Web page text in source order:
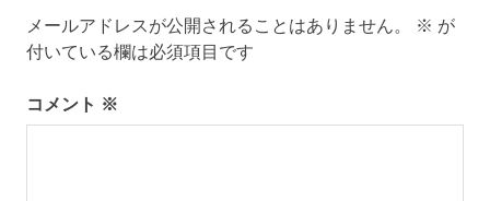
ー
シ
ョ
メールアドレスが公開されることはありません。 ※ が
付いている欄は必須項目です
コメント ※